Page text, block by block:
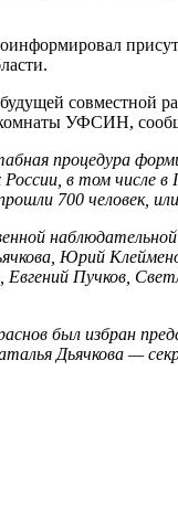
совместной
УФСИН,
процедура
в том числе
700 человек,
Юрий
Пучков,
был избран
Дьячкова —